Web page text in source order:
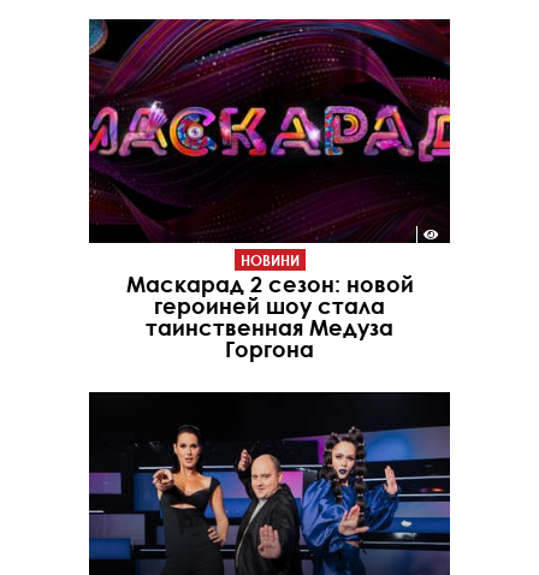
НОВИНИ
Маскарад 2 сезон: новой
героиней шоу стала
таинственная Медуза
Горгона